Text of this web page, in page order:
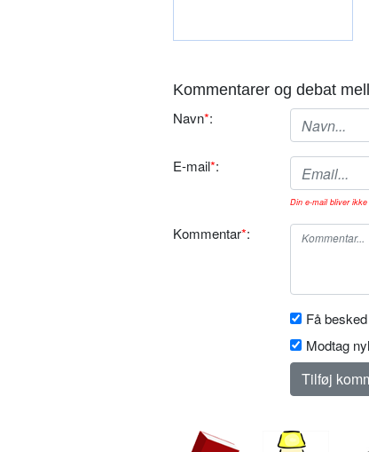
Kommentarer og debat
Navn*:
E-mail*:
Din e-mail bliver
Kommentar*:
Få
Modtag